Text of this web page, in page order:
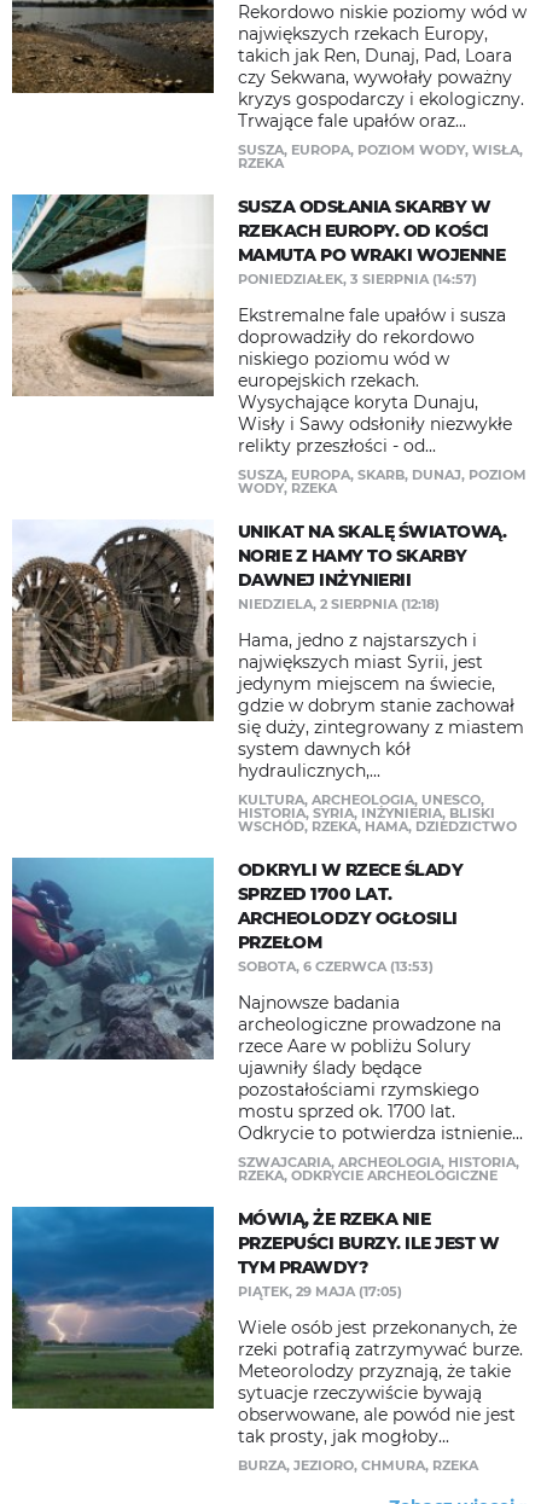
Rekordowo niskie poziomy wód w
największych rzekach Europy,
takich jak Ren, Dunaj, Pad, Loara
czy Sekwana, wywołały poważny
kryzys gospodarczy i ekologiczny.
Trwające fale upałów oraz...
SUSZA, EUROPA, POZIOM WODY, WISŁA,
RZEKA
SUSZA ODSŁANIA SKARBY W
RZEKACH EUROPY. OD KOŚCI
MAMUTA PO WRAKI WOJENNE
PONIEDZIAŁEK, 3 SIERPNIA (14:57)
Ekstremalne fale upałów i susza
doprowadziły do rekordowo
niskiego poziomu wód w
europejskich rzekach.
Wysychające koryta Dunaju,
Wisły i Sawy odsłoniły niezwykłe
relikty przeszłości - od...
SUSZA, EUROPA, SKARB, DUNAJ, POZIOM
WODY, RZEKA
UNIKAT NA SKALĘ ŚWIATOWĄ.
NORIE Z HAMY TO SKARBY
DAWNEJ INŻYNIERII
NIEDZIELA, 2 SIERPNIA (12:18)
Hama, jedno z najstarszych i
największych miast Syrii, jest
jedynym miejscem na świecie,
gdzie w dobrym stanie zachował
się duży, zintegrowany z miastem
system dawnych kół
hydraulicznych,...
KULTURA, ARCHEOLOGIA, UNESCO,
HISTORIA, SYRIA, INŻYNIERIA, BLISKI
WSCHÓD, RZEKA, HAMA, DZIEDZICTWO
ODKRYLI W RZECE ŚLADY
SPRZED 1700 LAT.
ARCHEOLODZY OGŁOSILI
PRZEŁOM
SOBOTA, 6 CZERWCA (13:53)
Najnowsze badania
archeologiczne prowadzone na
rzece Aare w pobliżu Solury
ujawniły ślady będące
pozostałościami rzymskiego
mostu sprzed ok. 1700 lat.
Odkrycie to potwierdza istnienie...
SZWAJCARIA, ARCHEOLOGIA, HISTORIA,
RZEKA, ODKRYCIE ARCHEOLOGICZNE
MÓWIĄ, ŻE RZEKA NIE
PRZEPUŚCI BURZY. ILE JEST W
TYM PRAWDY?
PIĄTEK, 29 MAJA (17:05)
Wiele osób jest przekonanych, że
rzeki potrafią zatrzymywać burze.
Meteorolodzy przyznają, że takie
sytuacje rzeczywiście bywają
obserwowane, ale powód nie jest
tak prosty, jak mogłoby...
BURZA, JEZIORO, CHMURA, RZEKA